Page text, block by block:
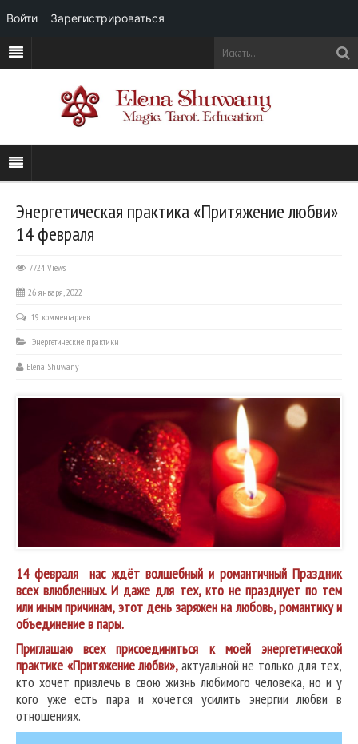
Энергетическая практика «Притяжение любви»
14 февраля
7724 Views
26 января, 2022
19 комментариев
Энергетические практики
Elena Shuwany
14 февраля нас ждёт волшебный и романтичный Праздник
всех влюбленных. И даже для тех, кто не празднует по тем
или иным причинам, этот день заряжен на любовь, романтику и
объединение в пары.
Приглашаю всех присоединиться к моей энергетической
практике «Притяжение любви»,актуальной не только для тех,
кто хочет привлечь в свою жизнь любимого человека, но и у
кого уже есть пара и хочется усилить энергии любви в
отношениях.
Войти Зарегистрироваться